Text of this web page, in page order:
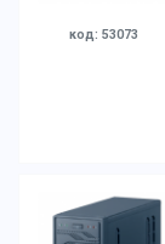
код: 53073